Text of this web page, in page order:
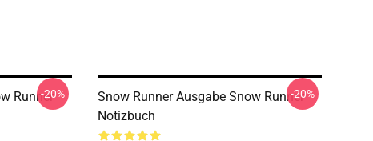
Runner-20%
Snow Runner Ausgabe Snow Runner
Notizbuch
-20%